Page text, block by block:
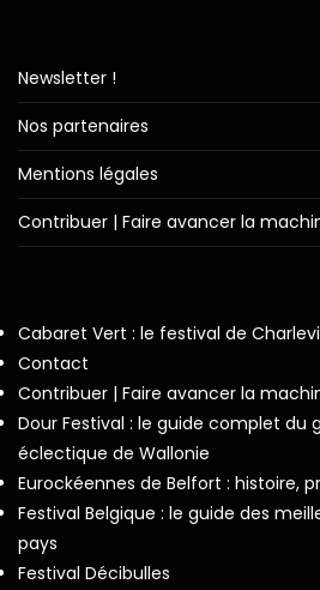
Newsletter !
Nos partenaires
Mentions légales
Contribuer | Faire avancer la
Cabaret Vert : le festival de
Contact
Contribuer | Faire avancer la
Dour Festival : le guide complet du
éclectique de Wallonie
Eurockéennes de Belfort : histoire,
Festival Belgique : le guide des
pays
Festival Décibulles